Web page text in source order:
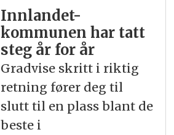
Innlandet-
kommunen har tatt
steg år for år
Gradvise skritt i riktig
retning fører deg til
slutt til en plass blant de
beste i